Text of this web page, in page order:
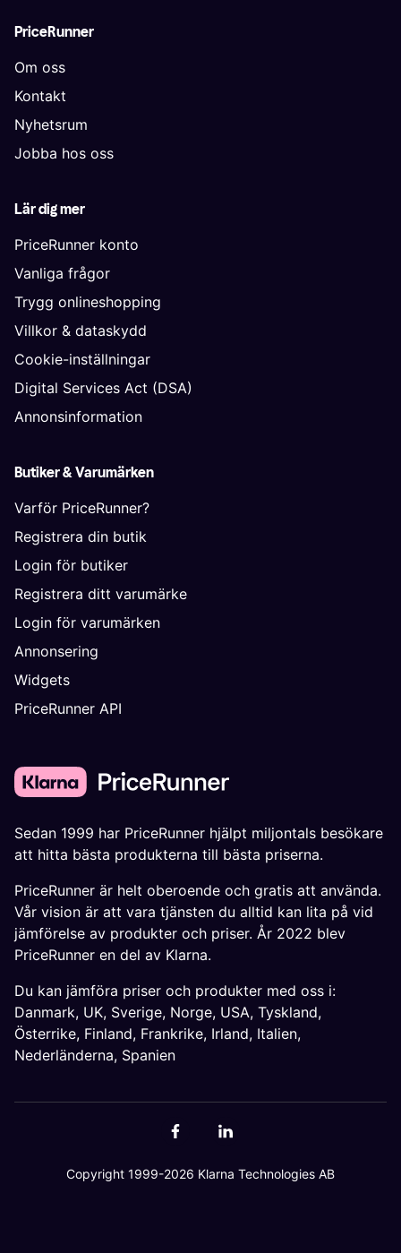
PriceRunner
Om oss
Kontakt
Nyhetsrum
Jobba hos oss
Lär dig mer
PriceRunner konto
Vanliga frågor
Trygg onlineshopping
Villkor & dataskydd
Cookie-inställningar
Digital Services Act (DSA)
Annonsinformation
Butiker & Varumärken
Varför PriceRunner?
Registrera din butik
Login för butiker
Registrera ditt varumärke
Login för varumärken
Annonsering
Widgets
PriceRunner API
Sedan 1999 har PriceRunner hjälpt miljontals besökare
att hitta bästa produkterna till bästa priserna.
PriceRunner är helt oberoende och gratis att använda.
Vår vision är att vara tjänsten du alltid kan lita på vid
jämförelse av produkter och priser. År 2022 blev
PriceRunner en del av Klarna.
Du kan jämföra priser och produkter med oss i:
Danmark, UK, Sverige, Norge, USA, Tyskland,
Österrike, Finland, Frankrike, Irland, Italien,
Nederländerna, Spanien
Copyright 1999-2026 Klarna Technologies AB